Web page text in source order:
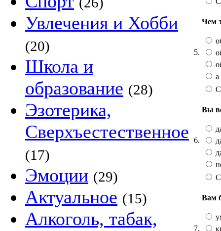
Увлечения и Хобби
(20)
Школа и
образование (28)
Эзотерика,
Сверхъестественное
(17)
Эмоции (29)
Актуальное (15)
Алкоголь, табак,
5.
Чем
а
6.
Вы
7.
Вам